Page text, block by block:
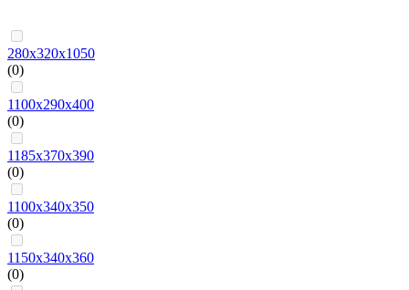
280х320х1050
(0)
1100x290x400
(0)
1185х370х390
(0)
1100х340х350
(0)
1150х340х360
(0)